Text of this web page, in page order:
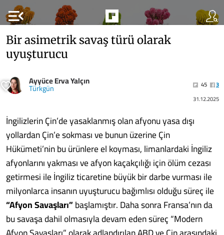
menu_open
Bir asimetrik savaş türü olarak
uyuşturucu
Ayyüce Erva Yalçın
Türkgün 45
3
31.12.2025
İngilizlerin Çin’de yasaklanmış olan afyonu yasa dışı
yollardan Çin’e sokması ve bunun üzerine Çin
Hükümeti’nin bu ürünlere el koyması, limanlardaki İngiliz
afyonlarını yakması ve afyon kaçakçılığı için ölüm cezası
getirmesi ile İngiliz ticaretine büyük bir darbe vurması ile
milyonlarca insanın uyuşturucu bağımlısı olduğu süreç ile
“Afyon Savaşları”başlamıştır. Daha sonra Fransa’nın da
bu savaşa dahil olmasıyla devam eden süreç “Modern